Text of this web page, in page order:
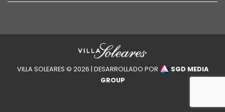
VILLA SOLEARES © 2026 | DESARROLLADO POR
SGD MEDIA
GROUP